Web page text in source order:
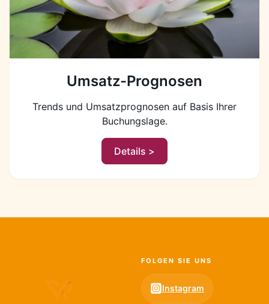
Umsatz-Prognosen
Trends und Umsatzprognosen auf Basis Ihrer
Buchungslage.
Details >
FOLGEN SIE UNS
Instagram